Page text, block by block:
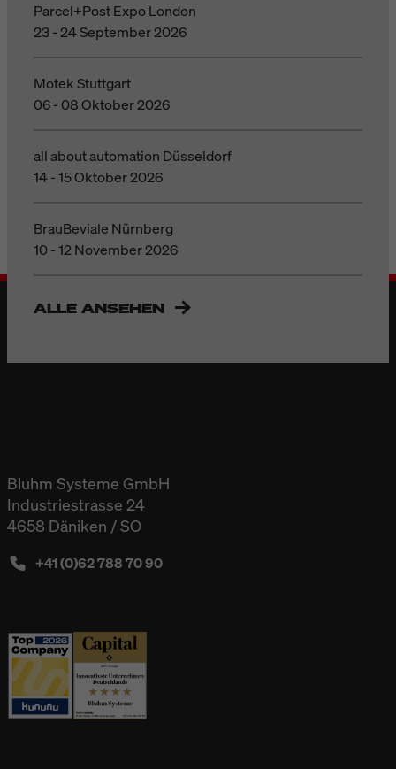
Parcel+Post Expo London
23 - 24 September 2026
Motek Stuttgart
06 - 08 Oktober 2026
all about automation Düsseldorf
14 - 15 Oktober 2026
BrauBeviale Nürnberg
10 - 12 November 2026
ALLE ANSEHEN
Bluhm Systeme GmbH
Industriestrasse 24
4658 Däniken / SO
+41 (0)62 788 70 90